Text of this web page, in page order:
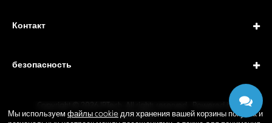
Мы используем файлы cookie для хранения вашей корзины покупок и
Контакт
безопасность
Copyright © 2026 IPTech. All rights reserved · Powered by
GEODANI®